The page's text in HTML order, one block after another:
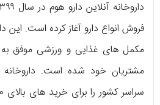
فروش انواع دارو آغاز کرده است. این
مکمل ‌های غذایی و ورزشی موفق به
مشتریان خود شده است. داروخانه